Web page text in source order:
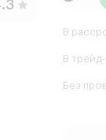
В
В
Без